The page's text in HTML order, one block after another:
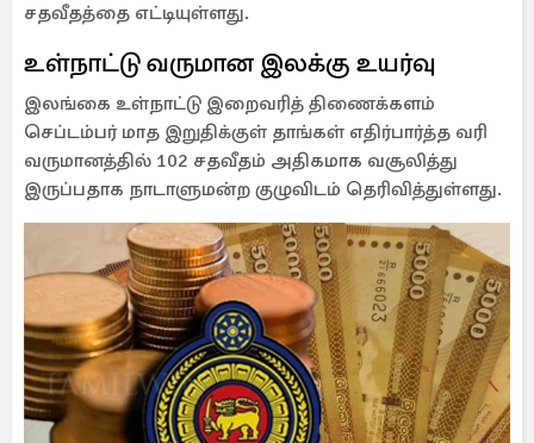
சதவீதத்தை எட்டியுள்ளது.
உள்நாட்டு வருமான இலக்கு உயர்வு
இலங்கை உள்நாட்டு இறைவரித் திணைக்களம்
செப்டம்பர் மாத இறுதிக்குள் தாங்கள் எதிர்பார்த்த வரி
வருமானத்தில் 102 சதவீதம் அதிகமாக வசூலித்து
இருப்பதாக நாடாளுமன்ற குழுவிடம் தெரிவித்துள்ளது.